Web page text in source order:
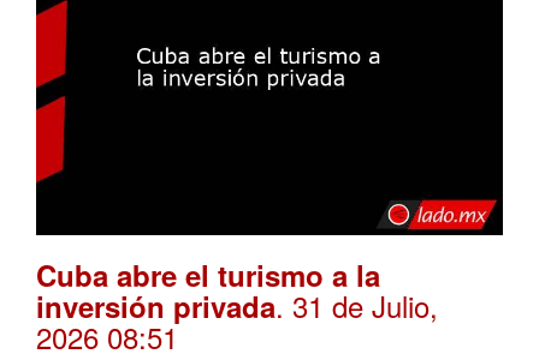
Cuba abre el turismo a la
inversión privada. 31 de Julio,
2026 08:51